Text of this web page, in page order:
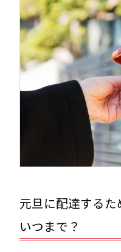
目上の方向け
寒中見舞いで返事を
親戚・友人向け
目上の方向け
知っておきたい年賀
元旦に配達する
いつまで？